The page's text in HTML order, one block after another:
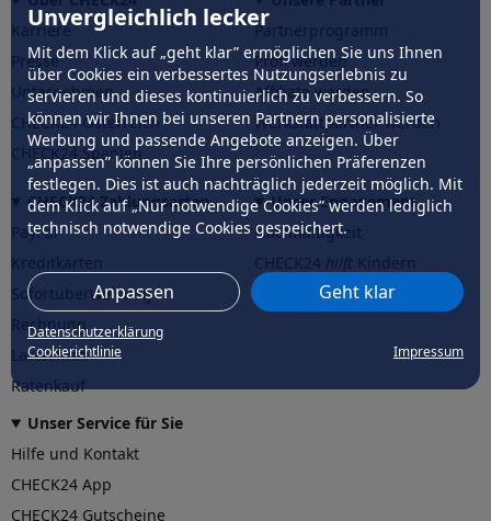
Unvergleichlich lecker
Mit dem Klick auf „geht klar” ermöglichen Sie uns Ihnen
über Cookies ein verbessertes Nutzungserlebnis zu
servieren und dieses kontinuierlich zu verbessern. So
können wir Ihnen bei unseren Partnern personalisierte
Werbung und passende Angebote anzeigen. Über
„anpassen” können Sie Ihre persönlichen Präferenzen
festlegen. Dies ist auch nachträglich jederzeit möglich. Mit
dem Klick auf „Nur notwendige Cookies” werden lediglich
technisch notwendige Cookies gespeichert.
Anpassen Geht klar
Datenschutzerklärung
Cookierichtlinie
Impressum
Karriere
Presse
Unternehmen
CHECK24 Österreich
CHECK24 Spanien
Partnerprogramm
Profi werden
Affiliate werden
Werkstattpartner werden
CHECK24 Zahlungsarten
PayPal
Sofortüberweisung
Rechnung
Lastschrift
Ratenkauf
Unser Engagement
Nachhaltigkeit
CHECK24hilftder Natur
Unser Service für Sie
Hilfe und Kontakt
CHECK24 App
CHECK24 Gutscheine